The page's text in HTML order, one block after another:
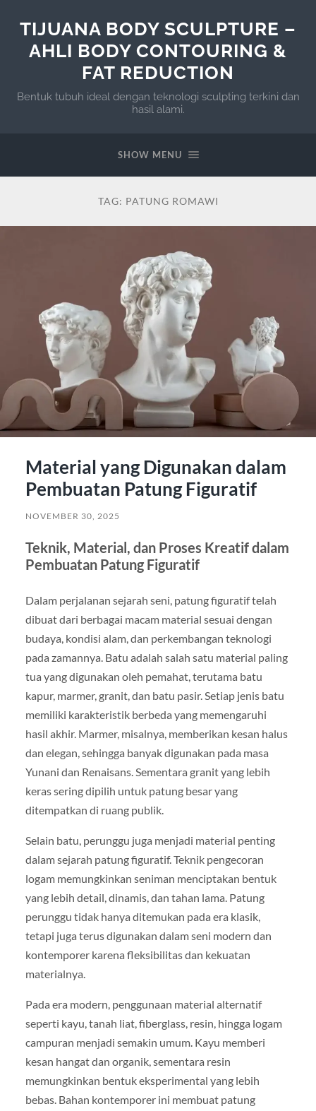
TIJUANA BODY SCULPTURE –
AHLI BODY CONTOURING &
FAT REDUCTION
Bentuk tubuh ideal dengan teknologi sculpting terkini dan
hasil alami.
SHOW MENU
TAG: PATUNG ROMAWI
Material yang Digunakan dalam
Pembuatan Patung Figuratif
NOVEMBER 30, 2025
Teknik, Material, dan Proses Kreatif dalam
Pembuatan Patung Figuratif
Dalam perjalanan sejarah seni, patung figuratif telah
dibuat dari berbagai macam material sesuai dengan
budaya, kondisi alam, dan perkembangan teknologi
pada zamannya. Batu adalah salah satu material paling
tua yang digunakan oleh pemahat, terutama batu
kapur, marmer, granit, dan batu pasir. Setiap jenis batu
memiliki karakteristik berbeda yang memengaruhi
hasil akhir. Marmer, misalnya, memberikan kesan halus
dan elegan, sehingga banyak digunakan pada masa
Yunani dan Renaisans. Sementara granit yang lebih
keras sering dipilih untuk patung besar yang
ditempatkan di ruang publik.
Selain batu, perunggu juga menjadi material penting
dalam sejarah patung figuratif. Teknik pengecoran
logam memungkinkan seniman menciptakan bentuk
yang lebih detail, dinamis, dan tahan lama. Patung
perunggu tidak hanya ditemukan pada era klasik,
tetapi juga terus digunakan dalam seni modern dan
kontemporer karena fleksibilitas dan kekuatan
materialnya.
Pada era modern, penggunaan material alternatif
seperti kayu, tanah liat, fiberglass, resin, hingga logam
campuran menjadi semakin umum. Kayu memberi
kesan hangat dan organik, sementara resin
memungkinkan bentuk eksperimental yang lebih
bebas. Bahan kontemporer ini membuat patung